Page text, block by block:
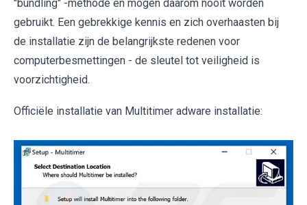
"bundling" -methode en mogen daarom nooit worden
gebruikt. Een gebrekkige kennis en zich overhaasten bij
de installatie zijn de belangrijkste redenen voor
computerbesmettingen - de sleutel tot veiligheid is
voorzichtigheid.
Officiële installatie van Multitimer adware installatie: